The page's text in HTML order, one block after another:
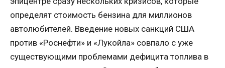
определят стоимость бензина для миллионов
автолюбителей. Введение новых санкций США
против «Роснефти» и «Лукойла» совпало с уже
существующими проблемами дефицита топлива в